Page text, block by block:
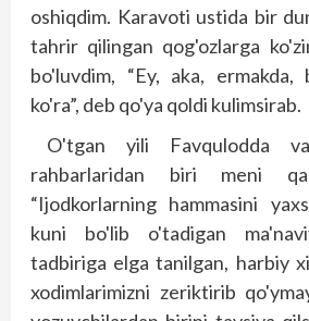
oshiqdim. Karavoti ustida bir
tahrir qilingan qog'ozlarga
bo'luvdim, “Ey, aka, ermakda,
ko'ra”, deb qo'ya qoldi kulimsirab.
O'tgan yili Favqulodda
rahbarlaridan biri meni
“Ijodkorlarning hammasini
kuni bo'lib o'tadigan
tadbiriga elga tanilgan, harbiy
xodimlarimizni zeriktirib